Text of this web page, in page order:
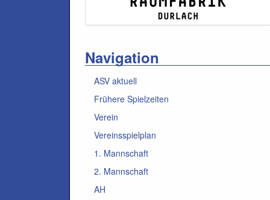
Navigation
ASV aktuell
Frühere Spielzeiten
Verein
Vereinsspielplan
1. Mannschaft
2. Mannschaft
AH